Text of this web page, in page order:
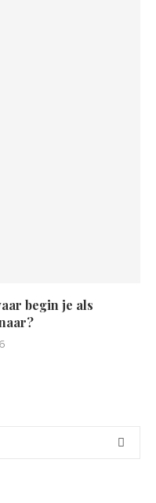
begin je als